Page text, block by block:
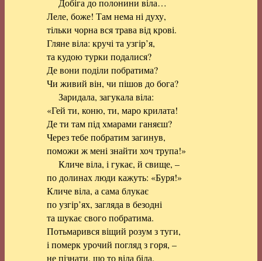
Добіга до полонини віла…
Леле, боже! Там нема ні духу,
тільки чорна вся трава від крові.
Гляне віла: кручі та узгір’я,
та кудою турки подалися?
Де вони поділи побратима?
Чи живий він, чи пішов до бога?
Заридала, загукала віла:
«Гей ти, коню, ти, маро крилата!
Де ти там під хмарами ганяєш?
Через тебе побратим загинув,
поможи ж мені знайти хоч трупа!»
Кличе віла, і гукає, й свище, –
по долинах люди кажуть: «Буря!»
Кличе віла, а сама блукає
по узгір’ях, загляда в безодні
та шукає свого побратима.
Потьмарився віщий розум з туги,
і померк урочий погляд з горя, –
не пізнати, що то віла біла.